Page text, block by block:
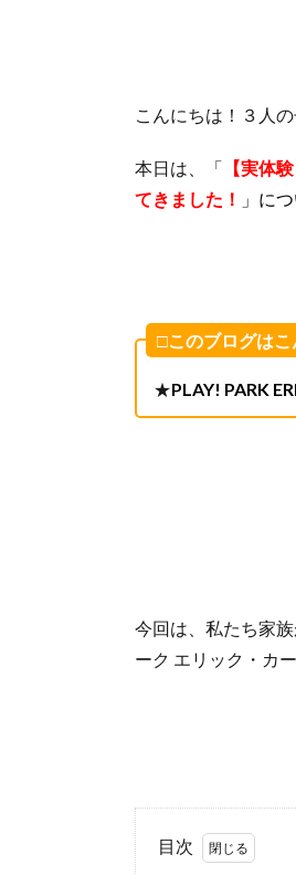
こんにちは！３人
本日は、「 【実体
てきました！ 」に
□このブログは
★PLAY! PARK
今回は、私たち家
ーク エリック・カ
目次